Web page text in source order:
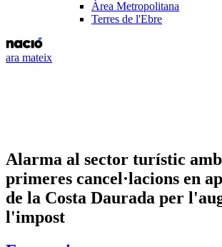
Àrea Metropolitana
Terres de l'Ebre
ara mateix
Alarma al sector turístic
primeres cancel·lacions en
de la Costa Daurada per
l'impost